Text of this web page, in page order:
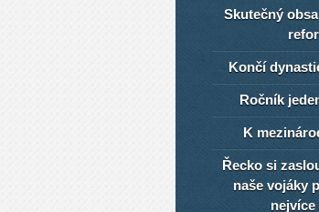
Skutečný
Končí
Ročník
K
Řecko si
naše vojáky
nejvíce